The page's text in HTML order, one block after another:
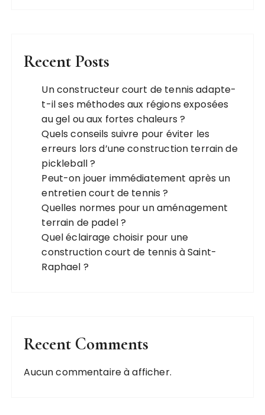
Recent Posts
Un constructeur court de tennis adapte-
t-il ses méthodes aux régions exposées
au gel ou aux fortes chaleurs ?
Quels conseils suivre pour éviter les
erreurs lors d’une construction terrain de
pickleball ?
Peut-on jouer immédiatement après un
entretien court de tennis ?
Quelles normes pour un aménagement
terrain de padel ?
Quel éclairage choisir pour une
construction court de tennis à Saint-
Raphael ?
Recent Comments
Aucun commentaire à afficher.